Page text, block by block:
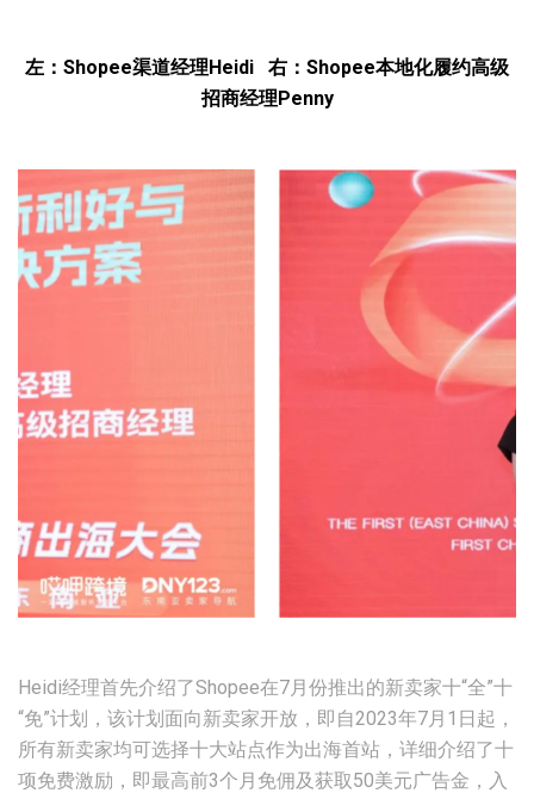
左：Shopee渠道经理Heidi 右：Shopee本地化履约高级
招商经理Penny
Heidi经理首先介绍了Shopee在7月份推出的新卖家十“全”十
“免”计划，该计划面向新卖家开放，即自2023年7月1日起，
所有新卖家均可选择十大站点作为出海首站，详细介绍了十
项免费激励，即最高前3个月免佣及获取50美元广告金，入